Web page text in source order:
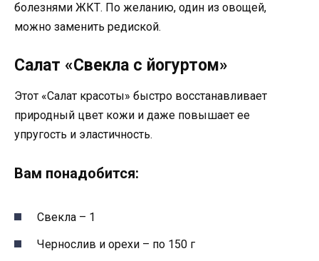
болезнями ЖКТ. По желанию, один из овощей,
можно заменить редиской.
Салат «Свекла с йогуртом»
Этот «Салат красоты» быстро восстанавливает
природный цвет кожи и даже повышает ее
упругость и эластичность.
Вам понадобится:
Свекла – 1
Чернослив и орехи – по 150 г